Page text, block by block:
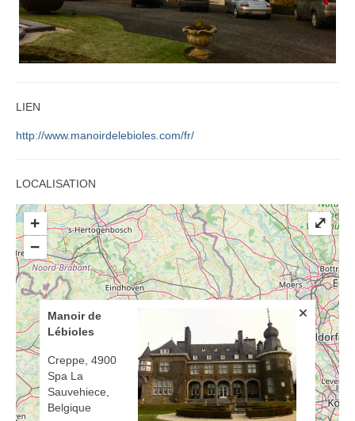
LIEN
http://www.manoirdelebioles.com/fr/
LOCALISATION
Manoir de
Lébioles
Creppe, 4900
Spa La
Sauvehiece,
Belgique
+
−
⤢